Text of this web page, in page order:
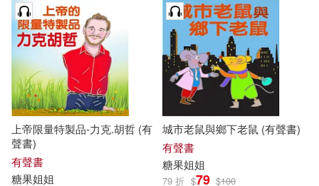
上帝限量特製品-力克.胡哲 (有
聲書)
有聲書
糖果姐姐
城市老鼠與鄉下老鼠 (有聲書)
有聲書
糖果姐姐
79 折 $79 $100